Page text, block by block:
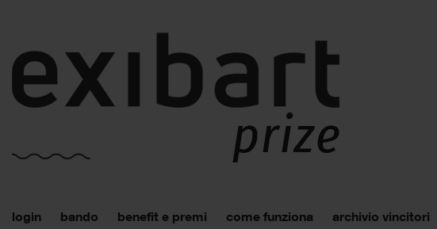
login bando benefit e premi come funziona archivio vincitori